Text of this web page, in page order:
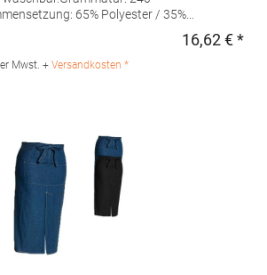
65% Polyester / 35%
B.V. Deventerstraat 4 7575EM
E-Mail: info@halink.nl
16,62 € *
Mwst. + Versandkosten *